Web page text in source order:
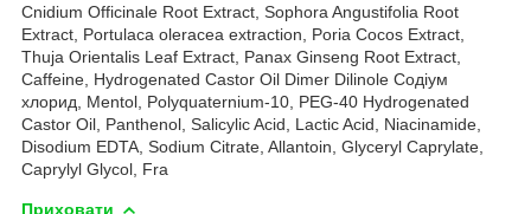
Cnidium Officinale Root Extract, Sophora Angustifolia Root
Extract, Portulaca oleracea extraction, Poria Cocos Extract,
Thuja Orientalis Leaf Extract, Panax Ginseng Root Extract,
Caffeine, Hydrogenated Castor Oil Dimer Dilinole Содіум
хлорид, Mentol, Polyquaternium-10, PEG-40 Hydrogenated
Castor Oil, Panthenol, Salicylic Acid, Lactic Acid, Niacinamide,
Disodium EDTA, Sodium Citrate, Allantoin, Glyceryl Caprylate,
Caprylyl Glycol, Fra
Приховати